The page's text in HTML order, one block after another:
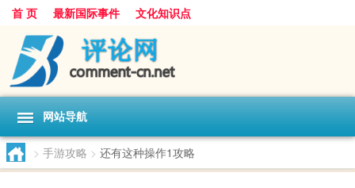
首 页 最新国际事件 文化知识点
网站导航
> 手游攻略 > 还有这种操作1攻略